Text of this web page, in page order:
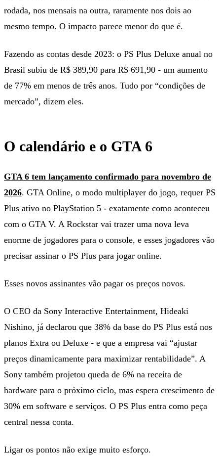
rodada, nos mensais na outra, raramente nos dois ao
mesmo tempo. O impacto parece menor do que é.
Fazendo as contas desde 2023: o PS Plus Deluxe anual no
Brasil subiu de R$ 389,90 para R$ 691,90 - um aumento
de 77% em menos de três anos. Tudo por “condições de
mercado”, dizem eles.
O calendário e o GTA 6
GTA 6 tem lançamento confirmado para novembro de
2026. GTA Online, o modo multiplayer do jogo, requer PS
Plus ativo no PlayStation 5 - exatamente como aconteceu
com o GTA V. A Rockstar vai trazer uma nova leva
enorme de jogadores para o console, e esses jogadores vão
precisar assinar o PS Plus para jogar online.
Esses novos assinantes vão pagar os preços novos.
O CEO da Sony Interactive Entertainment, Hideaki
Nishino, já declarou que 38% da base do PS Plus está nos
planos Extra ou Deluxe - e que a empresa vai “ajustar
preços dinamicamente para maximizar rentabilidade”. A
Sony também projetou queda de 6% na receita de
hardware para o próximo ciclo, mas espera crescimento de
30% em software e serviços. O PS Plus entra como peça
central nessa conta.
Ligar os pontos não exige muito esforço.